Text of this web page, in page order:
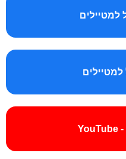
למטיילים